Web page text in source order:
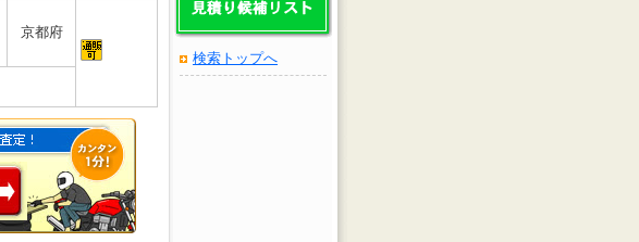
京都府
検索トップへ